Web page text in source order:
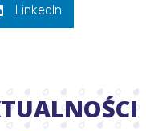
LinkedIn